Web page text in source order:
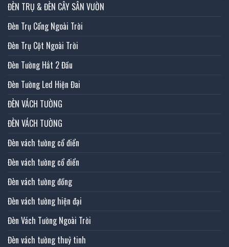
ĐÈN TRỤ & ĐÈN CÂY SÂN VƯỜN
Đèn Trụ Cổng Ngoài Trời
Đèn Trụ Cột Ngoài Trời
Đèn Tường Hắt 2 Đầu
Đèn Tường Led Hiện Đai
ĐÈN VÁCH TƯỜNG
ĐÈN VÁCH TƯỜNG
Đèn vách tường cổ điển
Đèn vách tường cổ điển
Đèn vách tường đồng
Đèn vách tường hiện đại
Đèn Vách Tường Ngoài Trời
Đèn vách tường thuỷ tinh